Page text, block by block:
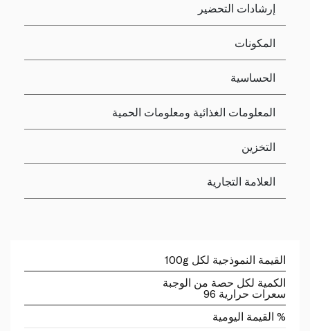
إرشادات التحضير
المكونات
الحساسية
المعلومات الغذائية ومعلومات الحمية
التخزين
العلامة التجارية
القيمة النموذجية لكل 100g
الكمية لكل حصة من الوجبة
سعرات حرارية 96
% القيمة اليومية